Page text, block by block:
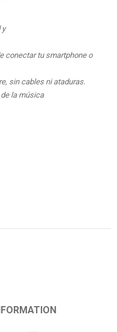
y
conectar tu smartphone o
sin cables ni ataduras.
la música